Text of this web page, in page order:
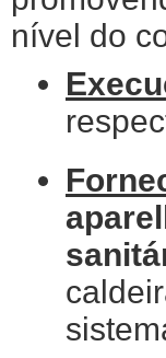
nível do